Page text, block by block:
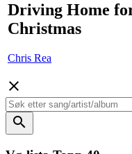
Driving Home
Christmas
Chris Rea
close
search